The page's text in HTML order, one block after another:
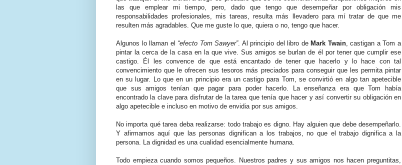
las que emplear mi tiempo, pero, dado que tengo que desempeñar por obligación mis
responsabilidades profesionales, mis tareas, resulta más llevadero para mí tratar de que me
resulten más agradables. Que me guste lo que, quiera o no, tengo que hacer.
Algunos lo llaman el “efecto Tom Sawyer”. Al principio del libro de Mark Twain, castigan a Tom a
pintar la cerca de la casa en la que vive. Sus amigos se burlan de él por tener que cumplir ese
castigo. Él les convence de que está encantado de tener que hacerlo y lo hace con tal
convencimiento que le ofrecen sus tesoros más preciados para conseguir que les permita pintar
en su lugar. Lo que en un principio era un castigo para Tom, se convirtió en algo tan apetecible
que sus amigos tenían que pagar para poder hacerlo. La enseñanza era que Tom había
encontrado la clave para disfrutar de la tarea que tenía que hacer y así convertir su obligación en
algo apetecible e incluso en motivo de envidia por sus amigos.
No importa qué tarea deba realizarse: todo trabajo es digno. Hay alguien que debe desempeñarlo.
Y afirmamos aquí que las personas dignifican a los trabajos, no que el trabajo dignifica a la
persona. La dignidad es una cualidad esencialmente humana.
Todo empieza cuando somos pequeños. Nuestros padres y sus amigos nos hacen preguntitas,